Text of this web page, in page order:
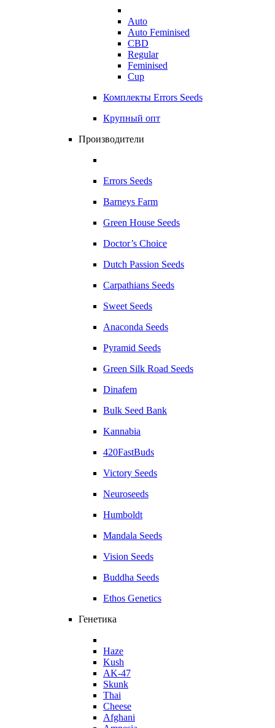
Auto
Auto Feminised
CBD
Regular
Feminised
Cup
Комплекты Errors Seeds
Крупный опт
Производители
Errors Seeds
Barneys Farm
Green House Seeds
Doctor’s Choice
Dutch Passion Seeds
Carpathians Seeds
Sweet Seeds
Anaconda Seeds
Pyramid Seeds
Green Silk Road Seeds
Dinafem
Bulk Seed Bank
Kannabia
420FastBuds
Victory Seeds
Neuroseeds
Humboldt
Mandala Seeds
Vision Seeds
Buddha Seeds
Ethos Genetics
Генетика
Haze
Kush
AK-47
Skunk
Thai
Cheese
Afghani